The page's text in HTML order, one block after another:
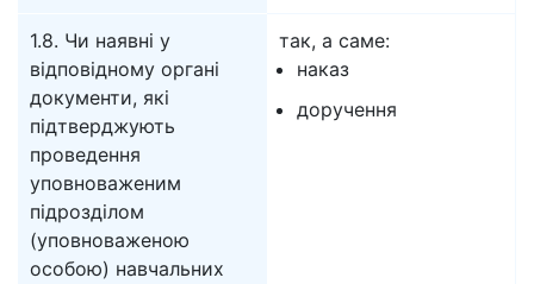
1.8. Чи наявні у
відповідному органі
документи, які
підтверджують
проведення
уповноваженим
підрозділом
(уповноваженою
особою) навчальних
так, а саме:
наказ
доручення